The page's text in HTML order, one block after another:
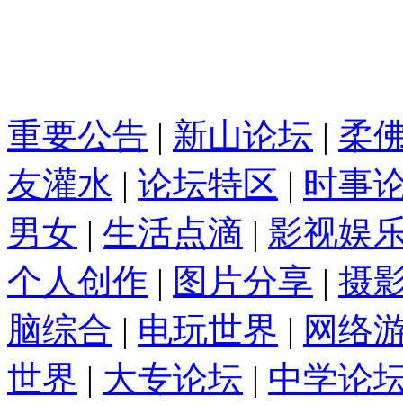
重要公告 | 新山论坛 | 柔
友灌水 | 论坛特区 | 时事
男女 | 生活点滴 | 影视娱
个人创作 | 图片分享 | 摄
脑综合 | 电玩世界 | 网络
世界 | 大专论坛 | 中学论